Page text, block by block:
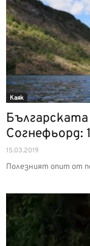
Каяк
15.03.2019
Полезният опит от